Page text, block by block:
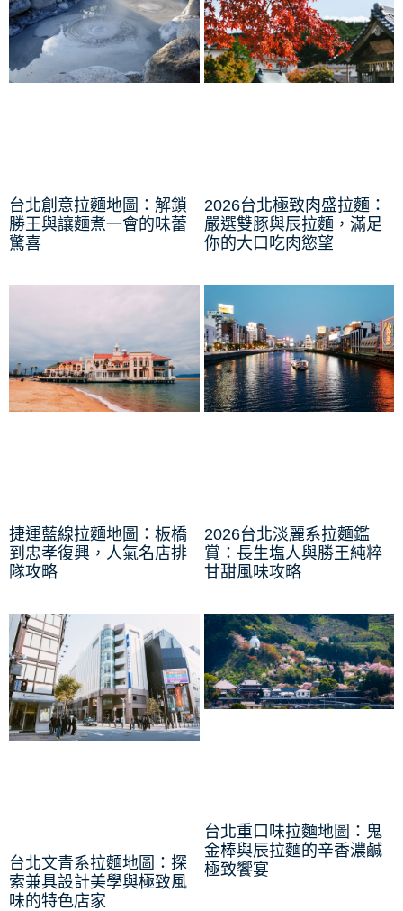
台北創意拉麵地圖：解鎖
勝王與讓麵煮一會的味蕾
驚喜
2026台北極致肉盛拉麵：
嚴選雙豚與辰拉麵，滿足
你的大口吃肉慾望
捷運藍線拉麵地圖：板橋
到忠孝復興，人氣名店排
隊攻略
2026台北淡麗系拉麵鑑
賞：長生塩人與勝王純粹
甘甜風味攻略
台北文青系拉麵地圖：探
索兼具設計美學與極致風
味的特色店家
台北重口味拉麵地圖：鬼
金棒與辰拉麵的辛香濃鹹
極致饗宴